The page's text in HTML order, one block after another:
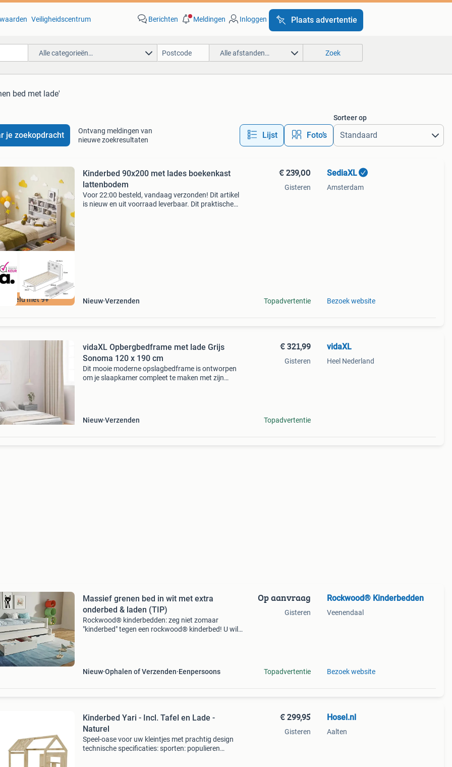
Veiligheidscentrum Berichten Meldingen Inloggen Plaats advertentie
Alle categorieën… Alle afstanden… Zoek
bed met lade'
je zoekopdracht
Ontvang meldingen van
nieuwe zoekresultaten
Lijst Foto’s
Sorteer op
met 9+
Kinderbed 90x200 met lades boekenkast
lattenbodem
Voor 22:00 besteld, vandaag verzonden! Dit artikel
is nieuw en uit voorraad leverbaar. Dit praktische
Nieuw Verzenden
€ 239,00
Gisteren
Topadvertentie
SediaXL
Amsterdam
Bezoek website
vidaXL Opbergbedframe met lade Grijs
Sonoma 120 x 190 cm
Dit mooie moderne opslagbedframe is ontworpen
om je slaapkamer compleet te maken met zijn
Nieuw Verzenden
€ 321,99
Gisteren
Topadvertentie
vidaXL
Heel Nederland
Massief grenen bed in wit met extra
onderbed & laden (TIP)
Rockwood® kinderbedden: zeg niet zomaar
"kinderbed" tegen een rockwood® kinderbed! U wilt
Nieuw Ophalen of Verzenden Eenpersoons
Op aanvraag
Gisteren
Topadvertentie
Rockwood® Kinderbedden
Veenendaal
Bezoek website
Kinderbed Yari - Incl. Tafel en Lade -
Naturel
Speel-oase voor uw kleintjes met prachtig design
technische specificaties: sporten: populieren
€ 299,95
Gisteren
Hosel.nl
Aalten